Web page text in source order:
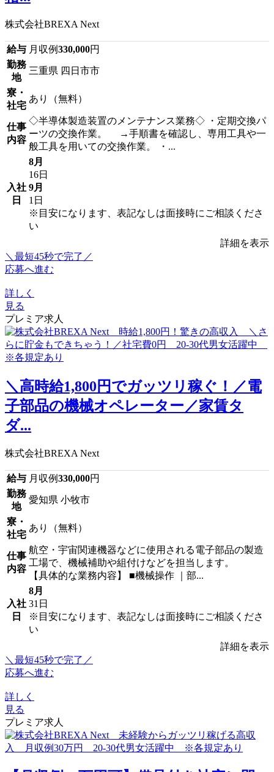
株式会社BREXA Next
給与 月収例330,000円
勤務
地
三重県 四日市市
寮・
社宅
あり（無料）
仕事
内容
◇半導体製造装置のメンテナンス業務◇ ・定期交換パ
ーツの交換作業。 →手順書を確認し、専用工具や一
般工具を用いての交換作業。 ・...
入社
日
8月
16日
9月
1日
※目安になります、表記なしは面接時にご相談くださ
い
詳細を表示
＼最短45秒で完了／
応募へ進む
詳しく
見る
プレミア求人
＼高時給1,800円でガッツリ稼ぐ！／電
子部品の機械オペレーター／家賃タ
ダ...
株式会社BREXA Next
給与 月収例330,000円
勤務
地
愛知県 小牧市
寮・
社宅
あり（無料）
仕事
内容
航空・宇宙関連機器などに使用される電子部品の製造
工場で、機械補助や組付けなどを担当します。
【具体的な業務内容】 ■機械操作 ｜部...
入社
日
8月
31日
※目安になります、表記なしは面接時にご相談くださ
い
詳細を表示
＼最短45秒で完了／
応募へ進む
詳しく
見る
プレミア求人